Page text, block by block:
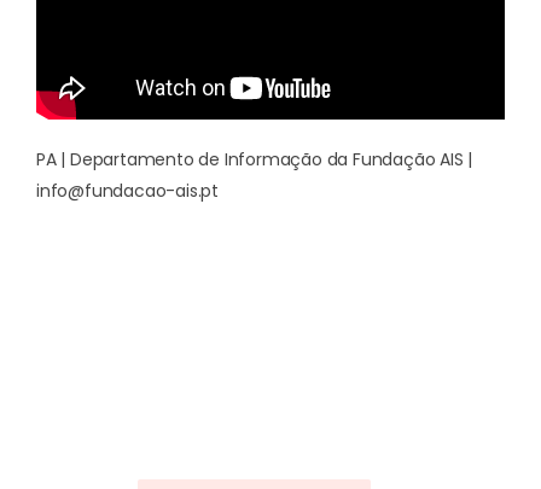
PA | Departamento de Informação da Fundação AIS |
info@fundacao-ais.pt